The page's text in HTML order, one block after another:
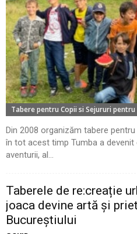
Tabere pentru Copii si Sejururi pentru
Din 2008 organizăm tabere
în tot acest timp Tumba a
aventurii, al...
Taberele de re:creație
joaca devine artă și
Bucureștiului